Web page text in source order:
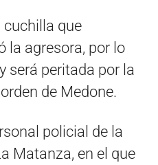
cuchilla que
la agresora, por lo
será peritada por la
de Medone.
policial de la
Matanza, en el que